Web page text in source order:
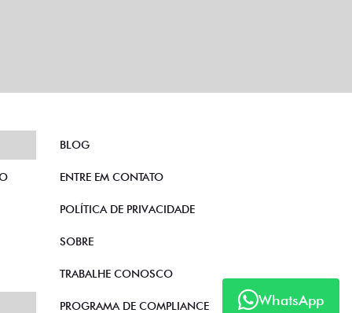
WhatsApp
BLOG
ENTRE EM CONTATO
POLÍTICA DE PRIVACIDADE
SOBRE
TRABALHE CONOSCO
PROGRAMA DE COMPLIANCE